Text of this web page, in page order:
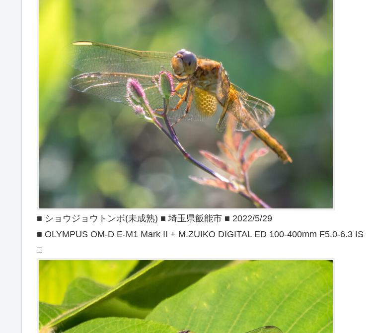
■ ショウジョウトンボ(未成熟) ■ 埼玉県飯能市 ■ 2022/5/29
■ OLYMPUS OM-D E-M1 Mark II + M.ZUIKO DIGITAL ED 100-400mm F5.0-6.3 IS
□